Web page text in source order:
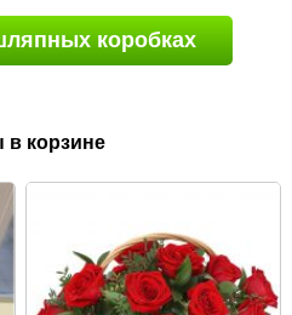
коробках
в корзине